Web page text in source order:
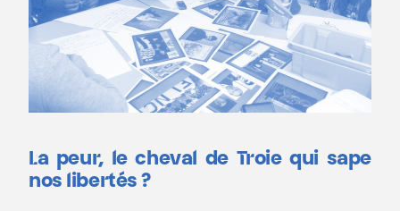
La peur, le cheval de Troie qui sape
nos libertés ?